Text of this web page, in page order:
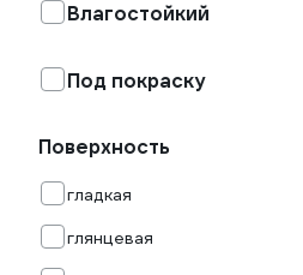
Влагостойкий
Под покраску
Поверхность
гладкая
глянцевая